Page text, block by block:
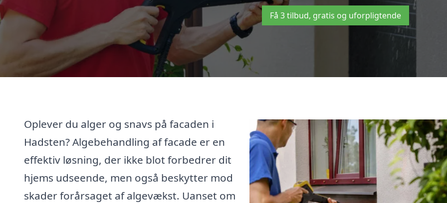
Få 3 tilbud, gratis og uforpligtende
Oplever du alger og snavs på facaden i
Hadsten? Algebehandling af facade er en
effektiv løsning, der ikke blot forbedrer dit
hjems udseende, men også beskytter mod
skader forårsaget af algevækst. Uanset om